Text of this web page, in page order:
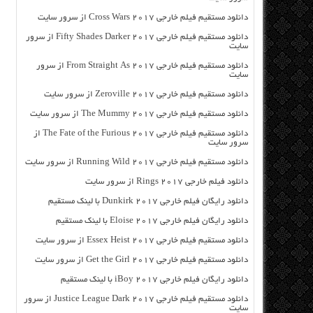
دانلود مستقیم فیلم خارجی Cross Wars 2017 از سرور سایت
دانلود مستقیم فیلم خارجی Fifty Shades Darker 2017 از سرور
سایت
دانلود مستقیم فیلم خارجی From Straight As 2017 از سرور
سایت
دانلود مستقیم فیلم خارجی Zeroville 2017 از سرور سایت
دانلود مستقیم فیلم خارجی The Mummy 2017 از سرور سایت
دانلود مستقیم فیلم خارجی The Fate of the Furious 2017 از
سرور سایت
دانلود مستقیم فیلم خارجی Running Wild 2017 از سرور سایت
دانلود فیلم خارجی Rings 2017 از سرور سایت
دانلود رایگان فیلم خارجی Dunkirk 2017 با لینک مستقیم
دانلود رایگان فیلم خارجی Eloise 2017 با لینک مستقیم
دانلود مستقیم فیلم خارجی Essex Heist 2017 از سرور سایت
دانلود مستقیم فیلم خارجی Get the Girl 2017 از سرور سایت
دانلود رایگان فیلم خارجی iBoy 2017 با لینک مستقیم
دانلود مستقیم فیلم خارجی Justice League Dark 2017 از سرور
سایت